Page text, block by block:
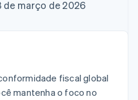
gerencie
agentes
de março de 2026
fiscal global
mantenha o foco no